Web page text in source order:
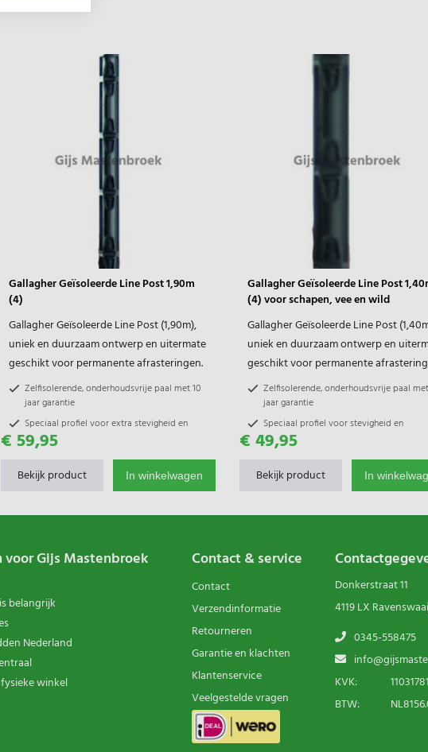
Gallagher Geïsoleerde Line Post 1,90m
(4)
Gallagher Geïsoleerde Line Post (1,90m),
uniek en duurzaam ontwerp en uitermate
geschikt voor permanente afrasteringen.
Zelfisolerende, onderhoudsvrije paal met 10
jaar garantie
Speciaal profiel voor extra stevigheid en
flexibiliteit
Glasvezel kern met UV beschermde
polyethyleen buitenzijde.
€ 59,95
Bekijk product In winkelwagen
Gallagher Geïsoleerde Line Post
(4) voor schapen, vee en wild
Gallagher Geïsoleerde Line Post
uniek en duurzaam ontwerp en
geschikt voor permanente
Zelfisolerende, onderhoudsvrije paal
jaar garantie
Speciaal profiel voor stevigheid en
flexibiliteit
Glasvezel kern met UV beschermde
polyethyleen buitenzijde
€ 49,95
Bekijk product In
voor Gijs Mastenbroek
belangrijk
Nederland
winkel
Contact & service
Contact
Verzendinformatie
Retourneren
Garantie en klachten
Klantenservice
Veelgestelde vragen
Donkerstraat 11
4119 LX
0345-558475
KVK:
11031781
BTW: